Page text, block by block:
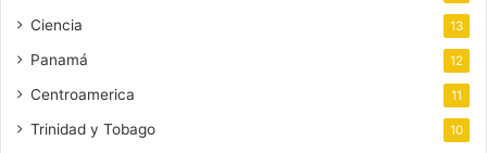
Ciencia 13
Panamá 12
Centroamerica 11
Trinidad y Tobago 10